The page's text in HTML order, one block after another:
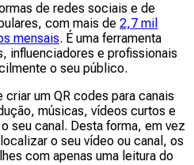
de redes sociais e de
com mais de 2,7 mil
mensais. É uma ferramenta
influenciadores e profissionais
o seu público.
um QR codes para canais
músicas, vídeos curtos e
seu canal. Desta forma, em vez
o seu vídeo ou canal, os
com apenas uma leitura do